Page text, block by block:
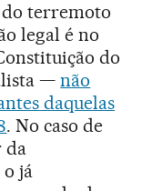
do terremoto
legal é no
do
—não
daquelas
. No caso de
da
já